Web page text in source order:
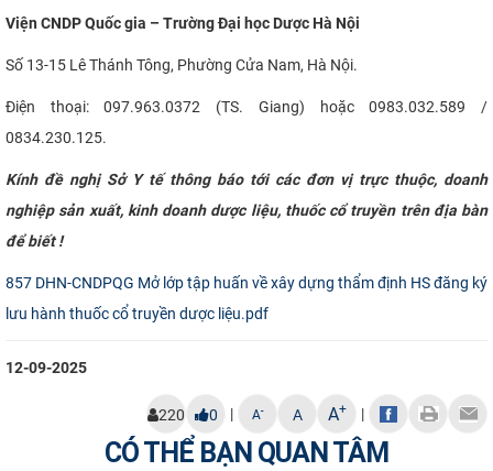
Viện CNDP Quốc gia – Trường Đại học Dược Hà Nội
Số 13-15 Lê Thánh Tông, Phường Cửa Nam, Hà Nội.
Điện thoại: 097.963.0372 (TS. Giang) hoặc 0983.032.589 /
0834.230.125.
Kính đề nghị Sở Y tế thông báo tới các đơn vị trực thuộc, doanh
nghiệp sản xuất, kinh doanh dược liệu, thuốc cổ truyền trên địa bàn
để biết !
857 DHN-CNDPQG Mở lớp tập huấn về xây dựng thẩm định HS đăng ký
lưu hành thuốc cổ truyền dược liệu.pdf
12-09-2025
220 0 | A- A A+ |
CÓ THỂ BẠN QUAN TÂM